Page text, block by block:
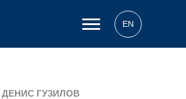
EN
ДЕНИС ГУЗИЛОВ